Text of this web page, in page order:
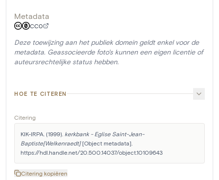
Metadata
CC0
Deze toewijzing aan het publiek domein geldt enkel voor de
metadata. Geassocieerde foto's kunnen een eigen licentie of
auteursrechtelijke status hebben.
HOE TE CITEREN
Citering
KIK-IRPA. (1999). kerkbank - Eglise Saint-Jean-
Baptiste[Welkenraedt] [Object metadata].
https://hdl.handle.net/20.500.14037/object.10109643
Citering kopiëren